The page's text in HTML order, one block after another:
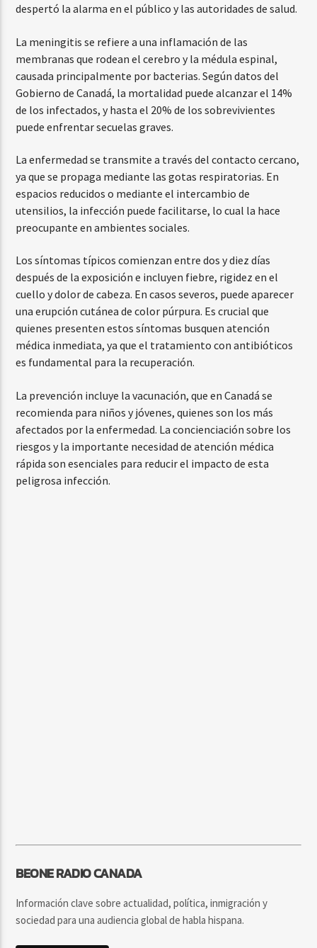
despertó la alarma en el público y las autoridades de salud.
La meningitis se refiere a una inflamación de las
membranas que rodean el cerebro y la médula espinal,
causada principalmente por bacterias. Según datos del
Gobierno de Canadá, la mortalidad puede alcanzar el 14%
de los infectados, y hasta el 20% de los sobrevivientes
puede enfrentar secuelas graves.
La enfermedad se transmite a través del contacto cercano,
ya que se propaga mediante las gotas respiratorias. En
espacios reducidos o mediante el intercambio de
utensilios, la infección puede facilitarse, lo cual la hace
preocupante en ambientes sociales.
Los síntomas típicos comienzan entre dos y diez días
después de la exposición e incluyen fiebre, rigidez en el
cuello y dolor de cabeza. En casos severos, puede aparecer
una erupción cutánea de color púrpura. Es crucial que
quienes presenten estos síntomas busquen atención
médica inmediata, ya que el tratamiento con antibióticos
es fundamental para la recuperación.
La prevención incluye la vacunación, que en Canadá se
recomienda para niños y jóvenes, quienes son los más
afectados por la enfermedad. La concienciación sobre los
riesgos y la importante necesidad de atención médica
rápida son esenciales para reducir el impacto de esta
peligrosa infección.
BEONE RADIO CANADA
Información clave sobre actualidad, política, inmigración y
sociedad para una audiencia global de habla hispana.